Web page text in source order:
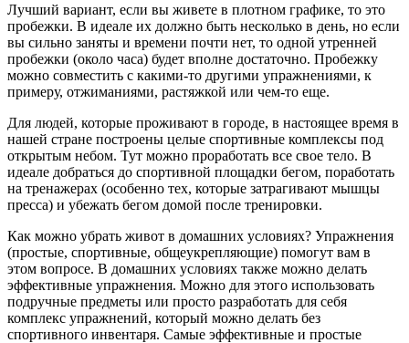
Лучший вариант, если вы живете в плотном графике, то это
пробежки. В идеале их должно быть несколько в день, но если
вы сильно заняты и времени почти нет, то одной утренней
пробежки (около часа) будет вполне достаточно. Пробежку
можно совместить с какими-то другими упражнениями, к
примеру, отжиманиями, растяжкой или чем-то еще.
Для людей, которые проживают в городе, в настоящее время в
нашей стране построены целые спортивные комплексы под
открытым небом. Тут можно проработать все свое тело. В
идеале добраться до спортивной площадки бегом, поработать
на тренажерах (особенно тех, которые затрагивают мышцы
пресса) и убежать бегом домой после тренировки.
Как можно убрать живот в домашних условиях? Упражнения
(простые, спортивные, общеукрепляющие) помогут вам в
этом вопросе. В домашних условиях также можно делать
эффективные упражнения. Можно для этого использовать
подручные предметы или просто разработать для себя
комплекс упражнений, который можно делать без
спортивного инвентаря. Самые эффективные и простые